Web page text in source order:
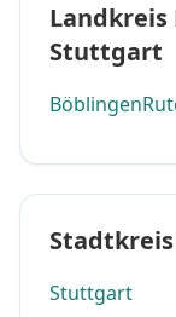
Stuttgart
Böblingen
Stuttgart